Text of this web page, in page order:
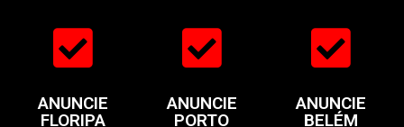
ANUNCIE
FLORIPA
ANUNCIE
PORTO
ANUNCIE
BELÉM